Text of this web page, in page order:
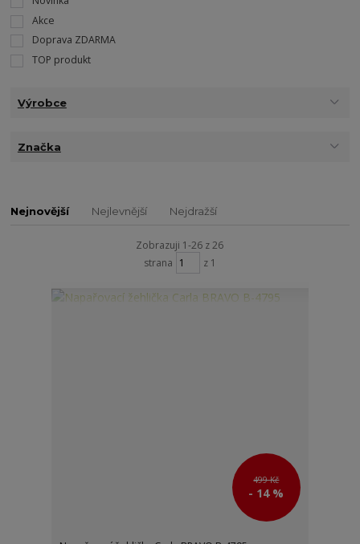
Akce
Doprava ZDARMA
TOP produkt
Výrobce
Značka
Nejnovější Nejlevnější Nejdražší
Zobrazuji 1-26 z 26
strana
z 1
499 Kč
- 14 %